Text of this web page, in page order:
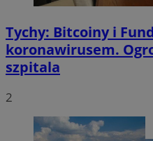
Tychy: Bitcoiny i
koronawirusem.
szpitala
2